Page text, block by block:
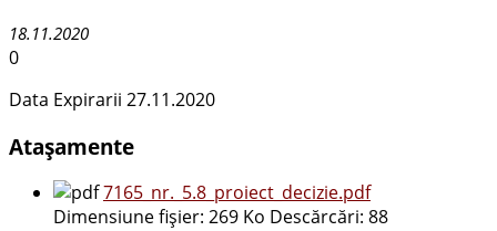
18.11.2020
0
Data Expirarii 27.11.2020
Atașamente
7165_nr._5.8_proiect_decizie.pdf
Dimensiune fișier: 269 Ko Descărcări: 88